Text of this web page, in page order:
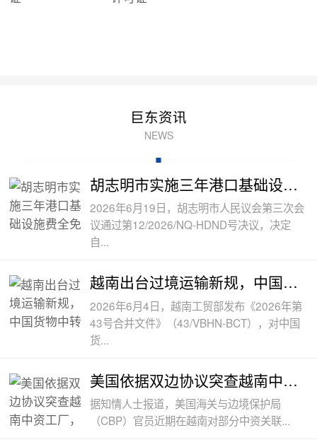
巨东资讯
NEWS
胡志明市实施三年港口基础设施费全免政
2026年6月19日，胡志明市人民议会第三次会
议通过第12/2026/NQ-HDND号决议，决定
自...
越南出台过境运输新规，中国货物中转通
2026年6月4日，越南工贸部发布《2026年第
43号合并文件》（43/VBHN-BCT），对中国
货...
美国依据双边协议突查越南中资工厂，三
据知情人士报道，美国海关与边境保护局
（CBP）官员近期在越南对部分中资关联...